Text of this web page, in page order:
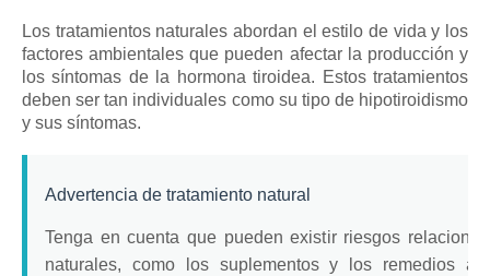
Los tratamientos naturales abordan el estilo de vida y los
factores ambientales que pueden afectar la producción y
los síntomas de la hormona tiroidea. Estos tratamientos
deben ser tan individuales como su tipo de hipotiroidismo
y sus síntomas.
Advertencia de tratamiento natural
Tenga en cuenta que pueden existir riesgos
naturales, como los suplementos y los remedios